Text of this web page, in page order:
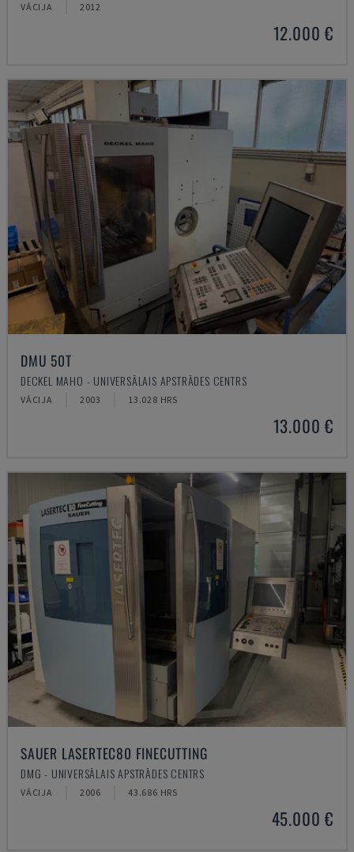
VĀCIJA 2012
12.000 €
DMU 50T
DECKEL MAHO - UNIVERSĀLAIS APSTRĀDES CENTRS
VĀCIJA 2003 13.028 HRS
13.000 €
SAUER LASERTEC80 FINECUTTING
DMG - UNIVERSĀLAIS APSTRĀDES CENTRS
VĀCIJA 2006 43.686 HRS
45.000 €